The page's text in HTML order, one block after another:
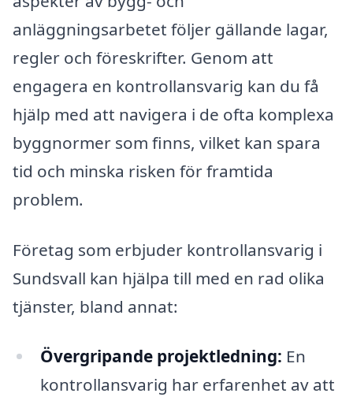
anläggningsarbetet följer gällande lagar,
regler och föreskrifter. Genom att
engagera en kontrollansvarig kan du få
hjälp med att navigera i de ofta komplexa
byggnormer som finns, vilket kan spara
tid och minska risken för framtida
problem.
Företag som erbjuder kontrollansvarig i
Sundsvall kan hjälpa till med en rad olika
tjänster, bland annat:
Övergripande projektledning: En
kontrollansvarig har erfarenhet av att